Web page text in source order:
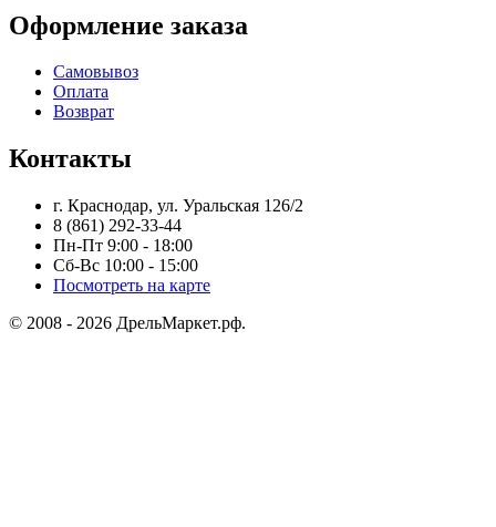
Оформление заказа
Самовывоз
Оплата
Возврат
Контакты
г. Краснодар, ул. Уральская 126/2
8 (861) 292-33-44
Пн-Пт 9:00 - 18:00
Сб-Вс 10:00 - 15:00
Посмотреть на карте
© 2008 - 2026 ДрельМаркет.рф.